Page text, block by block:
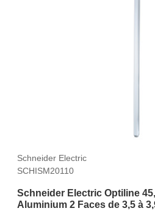
Schneider Electric
SCHISM20110
Schneider Electric Optiline
Aluminium 2 Faces de 3,5 à